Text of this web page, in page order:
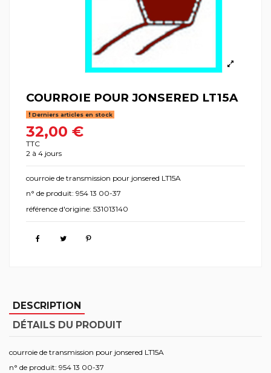
COURROIE POUR JONSERED LT15A
Derniers articles en stock
32,00 €
TTC
2 à 4 jours
courroie de transmission pour jonsered LT15A
n° de produit: 954 13 00-37
référence d'origine: 531013140
DESCRIPTION
DÉTAILS DU PRODUIT
courroie de transmission pour jonsered LT15A
n° de produit: 954 13 00-37